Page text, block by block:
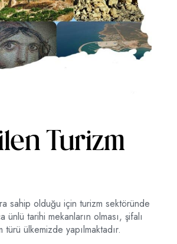
Turizm
sahip olduğu için turizm sektöründe
tarihi mekanların olması, şifalı
ülkemizde yapılmaktadır.